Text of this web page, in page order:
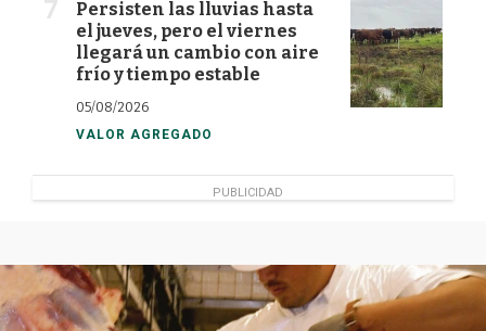
Persisten las lluvias hasta
el jueves, pero el viernes
llegará un cambio con aire
frío y tiempo estable
05/08/2026
VALOR AGREGADO
PUBLICIDAD